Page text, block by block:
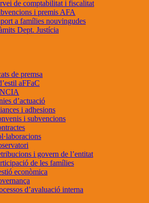
de comptabilitat i fiscalitat
i premis AFA
a famílies nouvingudes
Dept. Justícia
de premsa
aFFaC
d’actuació
i adhesions
i subvencions
i govern de l’entitat
de les famílies
econòmica
d’avaluació interna